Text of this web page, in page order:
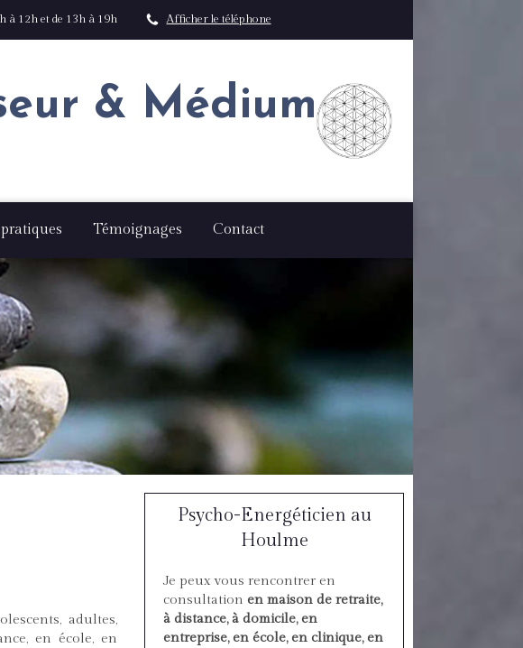
à 12h et de 13h à 19h Afficher le téléphone
& Médium
Témoignages Contact
adultes,
en école, en
Psycho-Energéticien au
Houlme
Je peux vous rencontrer en
consultation en maison de retraite,
à distance, à domicile, en
entreprise, en école, en clinique, en